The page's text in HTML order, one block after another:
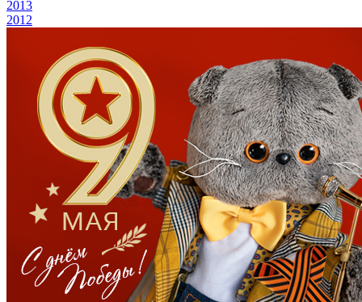
2013
2012